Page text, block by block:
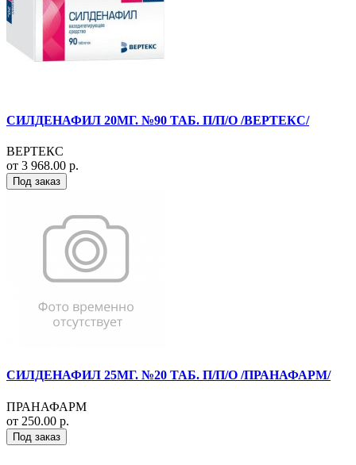
СИЛДЕНАФИЛ 20МГ. №90 ТАБ. П/П/О /ВЕРТЕКС/
ВЕРТЕКС
от 3 968.00 р.
Под заказ
СИЛДЕНАФИЛ 25МГ. №20 ТАБ. П/П/О /ПРАНАФАРМ/
ПРАНАФАРМ
от 250.00 р.
Под заказ